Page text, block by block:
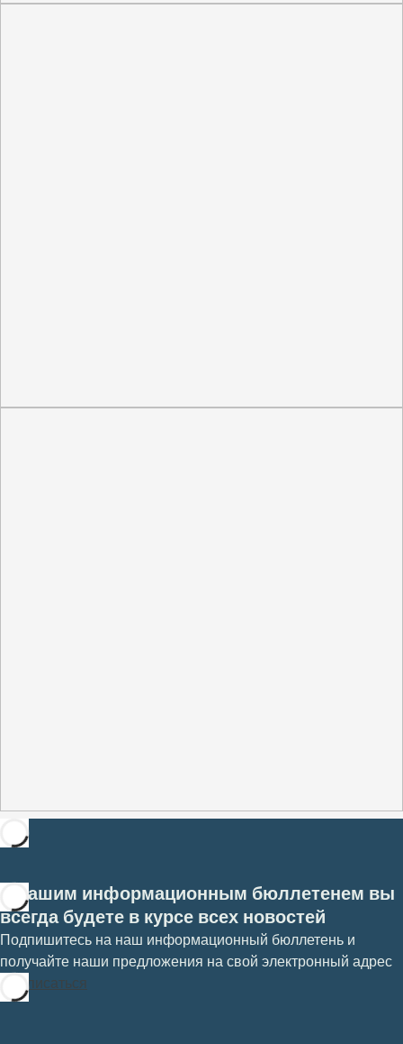
С нашим информационным бюллетенем вы
всегда будете в курсе всех новостей
Подпишитесь на наш информационный бюллетень и
получайте наши предложения на свой электронный адрес
Подписаться